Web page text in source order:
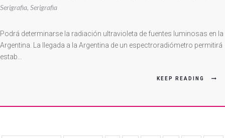
Iluminación
Serigrafia, Serigrafia
Podrá determinarse la radiación ultravioleta de fuentes luminosas en la
Argentina. La llegada a la Argentina de un espectroradiómetro permitirá
estab…
KEEP READING